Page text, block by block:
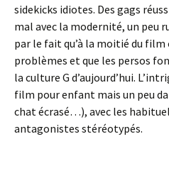
sidekicks idiotes. Des gags
mal avec la modernité, un peu
par le fait qu’à la moitié du film
problèmes et que les persos
la culture G d’aujourd’hui.
film pour enfant mais un peu
chat écrasé…), avec les
antagonistes stéréotypés.